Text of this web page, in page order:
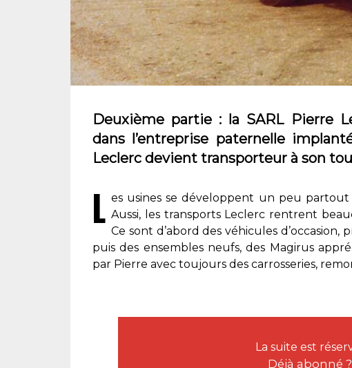
Deuxième partie : la SARL Pierre
dans l’entreprise paternelle
Leclerc devient transporteur à son
L es usines se développent un peu
Aussi, les transports Leclerc rentrent
Ce sont d’abord des véhicules
puis des ensembles neufs, des Magirus
par Pierre avec toujours des carrosseries,
La suite est
Déjà abonné ?